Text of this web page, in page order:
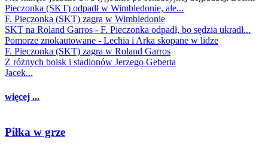
Pieczonka (SKT) odpadł w Wimbledonie, ale...
F. Pieczonka (SKT) zagra w Wimbledonie
SKT na Roland Garros - F. Pieczonka odpadł, bo sędzia ukradł...
Pomorze znokautowane - Lechia i Arka skopane w lidze
F. Pieczonka (SKT) zagra w Roland Garros
Z różnych boisk i stadionów Jerzego Geberta
Jacek...
więcej ...
Piłka w grze